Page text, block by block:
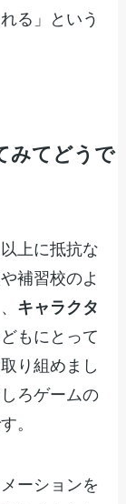
る」という
みてどうで
上に抵抗な
補習校のよ
キャラクタ
もにとって
り組めまし
ろゲームの
。
ーションを